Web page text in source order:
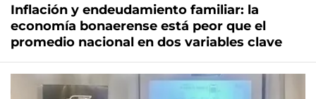
Inflación y endeudamiento familiar: la
economía bonaerense está peor que el
promedio nacional en dos variables clave